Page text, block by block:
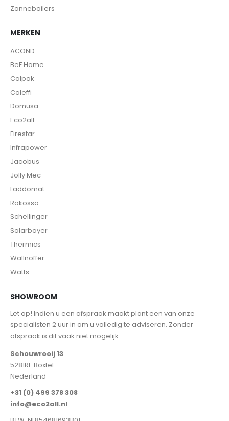
Zonneboilers
MERKEN
ACOND
BeF Home
Calpak
Caleffi
Domusa
Eco2all
Firestar
Infrapower
Jacobus
Jolly Mec
Laddomat
Rokossa
Schellinger
Solarbayer
Thermics
Wallnöffer
Watts
SHOWROOM
Let op! Indien u een afspraak maakt plant een van onze
specialisten 2 uur in om u volledig te adviseren. Zonder
afspraak is dit vaak niet mogelijk.
Schouwrooij 13
5281RE Boxtel
Nederland
+31 (0) 499 378 308
info@eco2all.nl